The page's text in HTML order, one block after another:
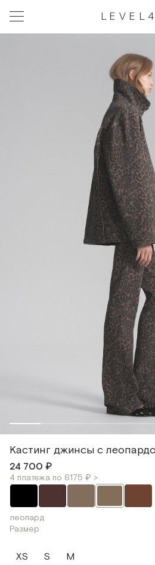
Кастинг джинсы с
24 700 ₽
4 платежа по 6175 ₽ >
леопард
Размер
XS S
M